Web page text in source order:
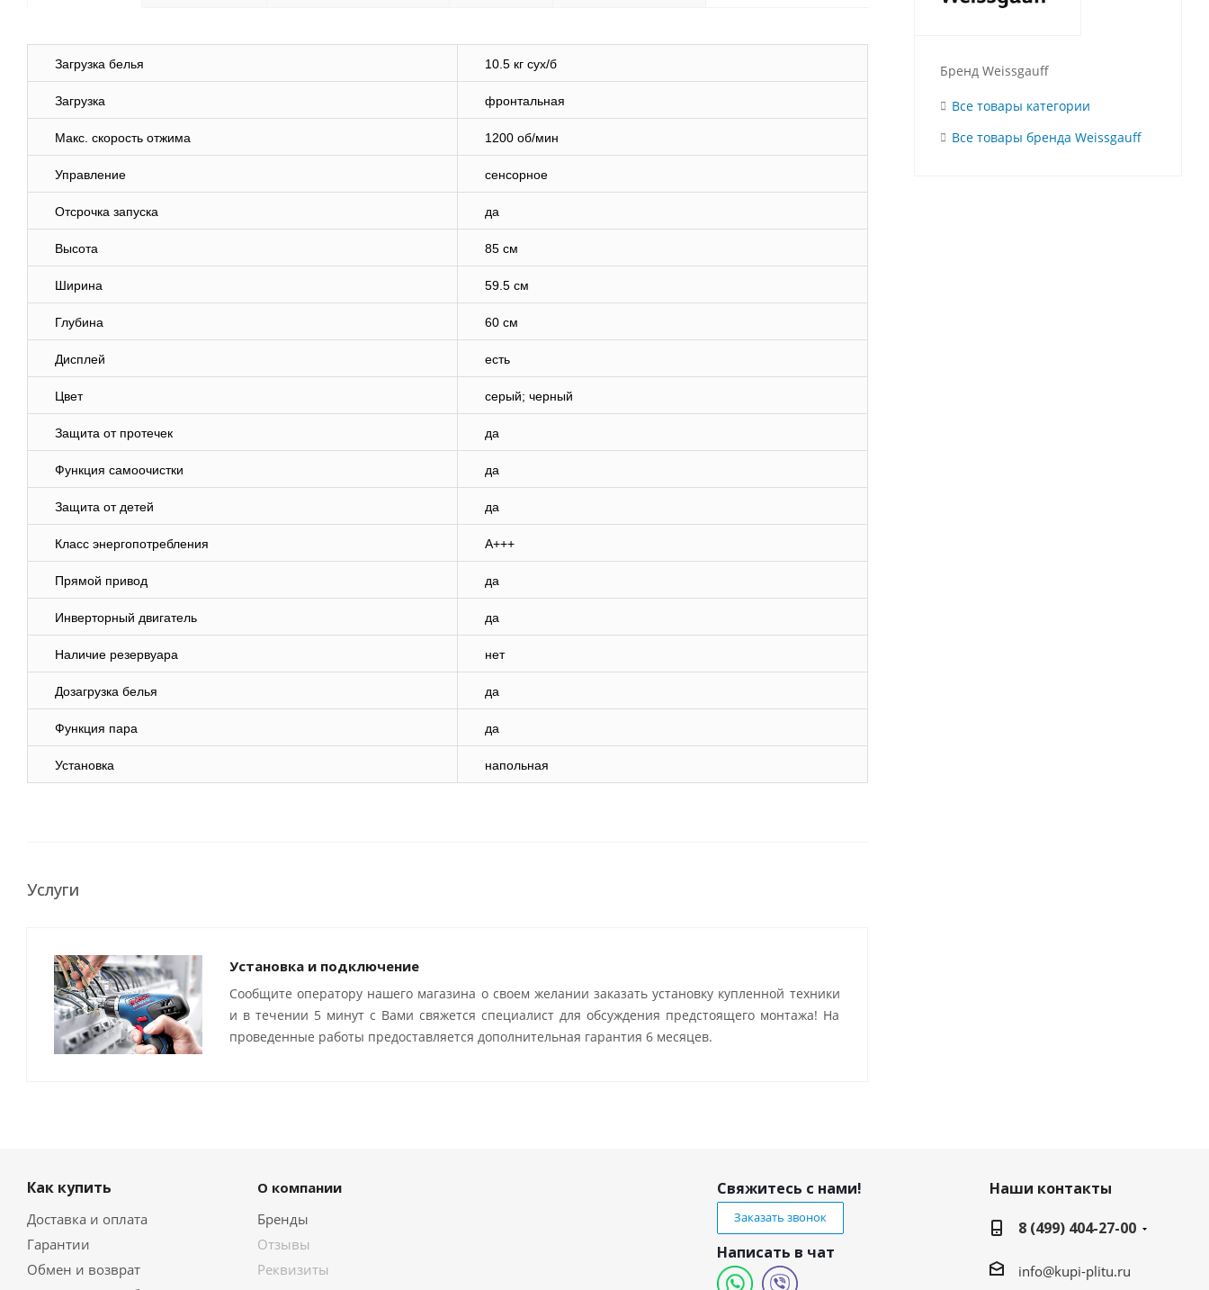
Загрузка белья 10.5 кг сух/б
Загрузка фронтальная
Макс. скорость отжима 1200 об/мин
Управление сенсорное
Отсрочка запуска да
Высота 85 см
Ширина 59.5 см
Глубина 60 см
Дисплей есть
Цвет серый; черный
Защита от протечек да
Функция самоочистки да
Защита от детей да
Класс энергопотребления A+++
Прямой привод да
Инверторный двигатель да
Наличие резервуара нет
Дозагрузка белья да
Функция пара да
Установка напольная
Услуги
Установка и подключение
Сообщите оператору нашего магазина о своем желании заказать установку купленной техники
и в течении 5 минут с Вами свяжется специалист для обсуждения предстоящего монтажа! На
проведенные работы предоставляется дополнительная гарантия 6 месяцев.
Бренд Weissgauff
Все товары категории
Все товары бренда Weissgauff
Как купить
Доставка и оплата
Гарантии
Обмен и возврат
О компании
Бренды
Отзывы
Реквизиты
Свяжитесь с нами!
Заказать звонок
Написать в чат
Наши контакты
8 (499) 404-27-00
info@kupi-plitu.ru